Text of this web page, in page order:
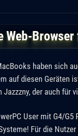
Web-
haben sich
auf diesen Geräten
Jazzzny, der auch für
User mit G4/
Für die